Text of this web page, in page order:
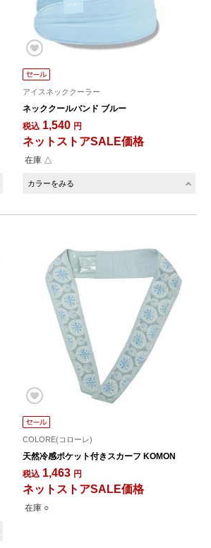
アイスネッククーラー
ネッククールバンド ブルー
税込 1,540 円
ネットストアSALE価格
在庫 △
カラーをみる
COLORE(コローレ)
天然冷感ポケット付きスカーフ KOMON
税込 1,463 円
ネットストアSALE価格
在庫 ○